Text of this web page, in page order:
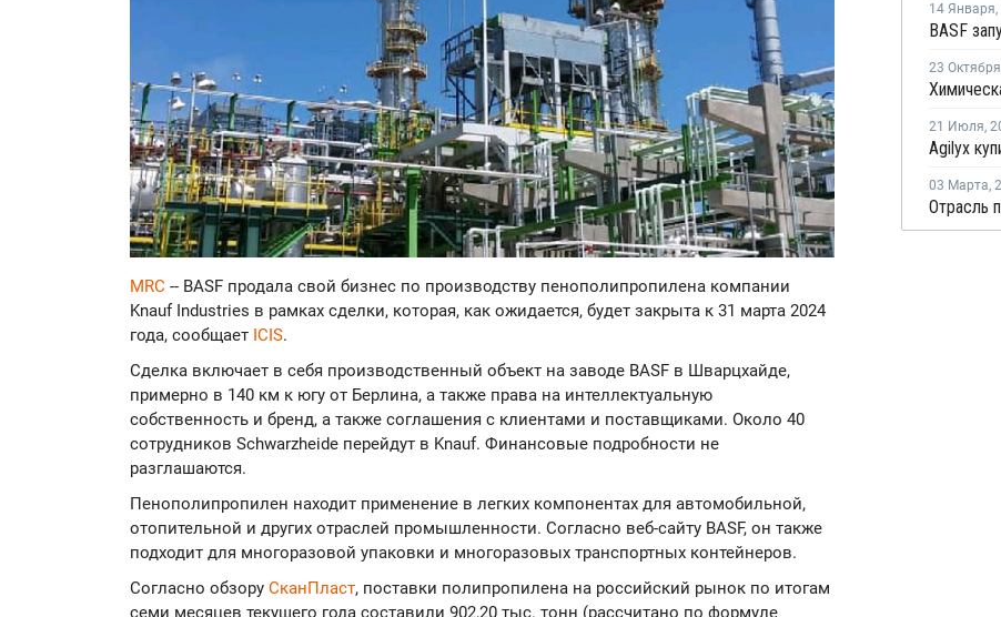
MRC -- BASF продала свой бизнес по производству пенополипропилена компании
Knauf Industries в рамках сделки, которая, как ожидается, будет закрыта к 31 марта 2024
года, сообщает ICIS.
Сделка включает в себя производственный объект на заводе BASF в Шварцхайде,
примерно в 140 км к югу от Берлина, а также права на интеллектуальную
собственность и бренд, а также соглашения с клиентами и поставщиками. Около 40
сотрудников Schwarzheide перейдут в Knauf. Финансовые подробности не
разглашаются.
Пенополипропилен находит применение в легких компонентах для автомобильной,
отопительной и других отраслей промышленности. Согласно веб-сайту BASF, он также
подходит для многоразовой упаковки и многоразовых транспортных контейнеров.
Согласно обзору СканПласт, поставки полипропилена на российский рынок по итогам
семи месяцев текущего года составили 902,20 тыс. тонн (рассчитано по формуле
14 Января,
23 Октября
21 Июля,
03 Марта,